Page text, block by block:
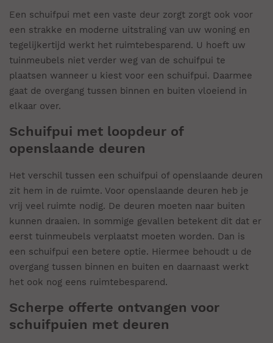
Een schuifpui met een vaste deur zorgt zorgt ook voor
een strakke en moderne uitstraling van uw woning en
tegelijkertijd werkt het ruimtebesparend. U hoeft uw
tuinmeubels niet verder weg van de schuifpui te
plaatsen wanneer u kiest voor een schuifpui. Daarmee
gaat de overgang tussen binnen en buiten vloeiend in
elkaar over.
Schuifpui met loopdeur of
openslaande deuren
Het verschil tussen een schuifpui of openslaande deuren
zit hem in de ruimte. Voor openslaande deuren heb je
vrij veel ruimte nodig. De deuren moeten naar buiten
kunnen draaien. In sommige gevallen betekent dit dat er
eerst tuinmeubels verplaatst moeten worden. Dan is
een schuifpui een betere optie. Hiermee behoudt u de
overgang tussen binnen en buiten en daarnaast werkt
het ook nog eens ruimtebesparend.
Scherpe offerte ontvangen voor
schuifpuien met deuren